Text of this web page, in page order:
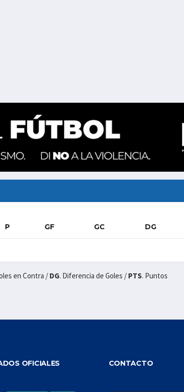
P GF GC DG
en Contra / DG. Diferencia de Goles / PTS. Puntos
OFICIALES CONTACTO